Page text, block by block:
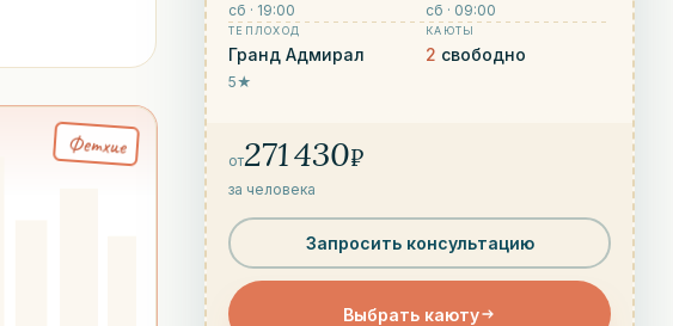
Фетхие
сб · 19:00 сб · 09:00
ТЕПЛОХОД
Гранд Адмирал
5★
КАЮТЫ
2 свободно
от271 430₽
за человека
Запросить консультацию
Выбрать каюту